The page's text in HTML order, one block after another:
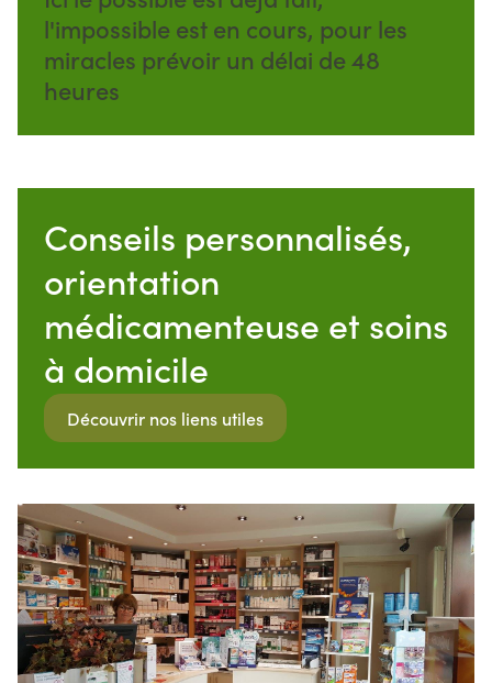
l'impossible est en cours, pour les
miracles prévoir un délai de 48
heures
Conseils personnalisés,
orientation
médicamenteuse et soins
à domicile
Découvrir nos liens utiles